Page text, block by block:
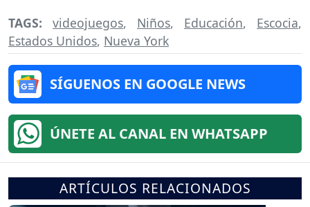
TAGS: videojuegos, Niños, Educación, Escocia,
Estados Unidos, Nueva York
SÍGUENOS EN GOOGLE NEWS
ÚNETE AL CANAL EN WHATSAPP
ARTÍCULOS RELACIONADOS